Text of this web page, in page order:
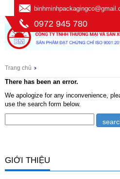
0972 945 780
Trang chủ
There has been an error.
We apologize for any inconvenience,
use the search form below.
GIỚI THIỆU